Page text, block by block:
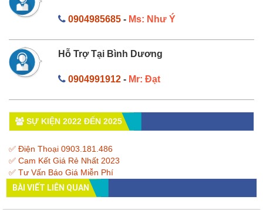
0904985685- Ms: Như Ý
Hỗ Trợ Tại Bình Dương
0904991912- Mr: Đạt
SỰ KIỆN 2022 ĐẾN 2025
✅ Điện Thoại 0903.181.486
✅ Cam Kết Giá Rẻ Nhất 2023
✅ Tư Vấn Báo Giá Miễn Phí
BÀI VIẾT LIÊN QUAN